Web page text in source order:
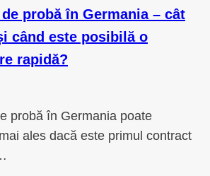
probă în Germania – cât
când este posibilă o
rapidă?
probă în Germania poate
ales dacă este primul contract